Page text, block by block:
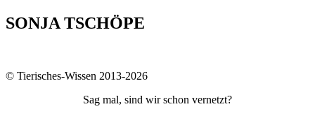
SONJA TSCHÖPE
© Tierisches-Wissen 2013-2026
Sag mal, sind wir schon vernetzt?